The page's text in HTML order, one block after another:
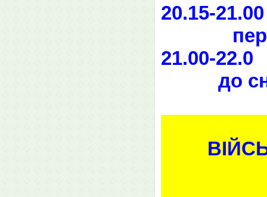
20.15-
21.00-22.0
до